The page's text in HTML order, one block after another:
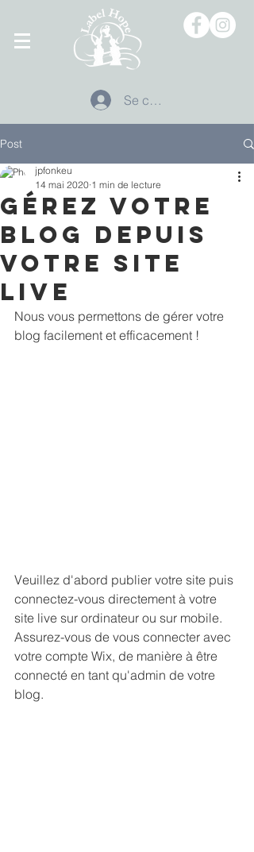
Se connecter
Post
Gérez votre
blog depuis
votre site
live
jpfonkeu
14 mai 2020 1 min de lecture
Nous vous permettons de gérer votre
blog facilement et efficacement !
Veuillez d'abord publier votre site puis
connectez-vous directement à votre
site live sur ordinateur ou sur mobile.
Assurez-vous de vous connecter avec
votre compte Wix, de manière à être
connecté en tant qu'admin de votre
blog.